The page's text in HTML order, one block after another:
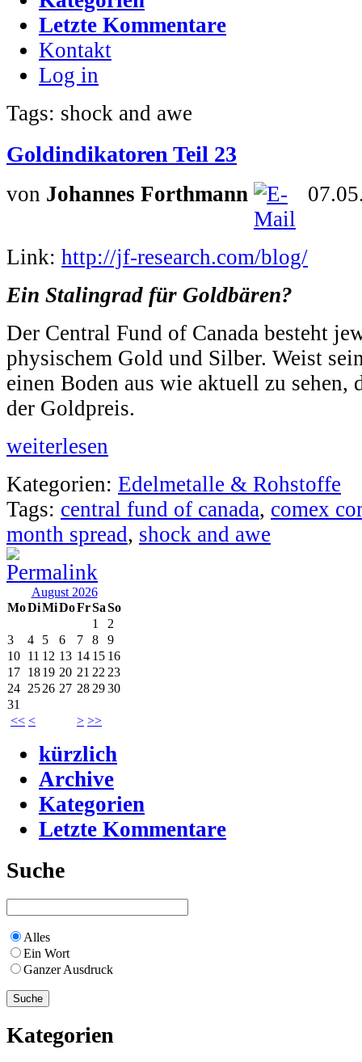
Letzte Kommentare
Kontakt
Log in
Tags: shock and awe
Goldindikatoren Teil 23
von Johannes Forthmann
Link: http://jf-research.com/blog/
Ein Stalingrad für Goldbären?
Der Central Fund of Canada besteht
physischem Gold und Silber. Weist
einen Boden aus wie aktuell zu sehen,
der Goldpreis.
weiterlesen
Kategorien: Edelmetalle & Rohstoffe
Tags: central fund of canada, comex
month spread, shock and awe
August 2026
MoDiMiDoFrSaSo
<< < > >>
1
2
3
4 5 6 7 8
9
10 11 12 13 14 15 16
17 1819 20 21 22 23
24 2526 27 28 2930
31
kürzlich
Archive
Kategorien
Letzte Kommentare
Suche
Alles
Ein Wort
Ganzer Ausdruck
Kategorien